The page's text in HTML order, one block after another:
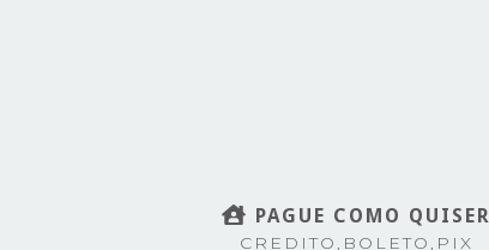
PAGUE COMO QUISER
CREDITO,BOLETO,PIX